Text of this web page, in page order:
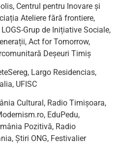
Centrul pentru Inovare și
Ateliere fără frontiere,
Grup de Inițiative Sociale,
Act for Tomorrow,
Deșeuri Timiș
Largo Residencias,
UFISC
Cultural, Radio Timișoara,
EduPedu,
Pozitivă, Radio
Știri ONG, Festivalier